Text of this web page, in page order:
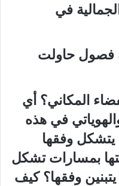
في
فصول حاولت
المكاني؟ أي
في هذه
يتشكل وفقها
بمسارات تشكل
يتبنين وفقها؟ كيف